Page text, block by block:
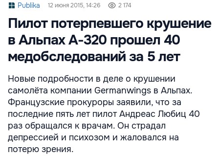
Publika 12 июня 2015, 14:26 2 174
Пилот потерпевшего крушение
в Альпах A-320 прошел 40
медобследований за 5 лет
Новые подробности в деле о крушении
самолёта компании Germanwings в Альпах.
Французские прокуроры заявили, что за
последние пять лет пилот Андреас Любиц 40
раз обращался к врачам. Он страдал
депрессией и психозом и жаловался на
потерю зрения.